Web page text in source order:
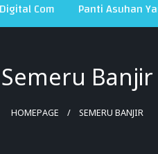
Com Panti Asuhan
Semeru Banjir
HOMEPAGE SEMERU BANJIR